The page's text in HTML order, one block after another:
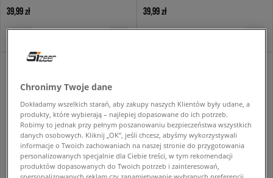
39,99 zł 39,99 zł
Chronimy Twoje dane
Dokładamy wszelkich starań, aby zakupy naszych Klientów były udane, a
produkty, które wybierają – najlepiej dopasowane do ich potrzeb.
Robimy to jednak przy pełnym poszanowaniu bezpieczeństwa wszystkich
danych osobowych. Kliknij „OK”, jeśli chcesz, abyśmy wykorzystywali
informacje o Twoich zachowaniach na naszej stronie do przygotowania
personalizowanych specjalnie dla Ciebie treści, w tym rekomendacji
produktów dopasowanych do Twoich potrzeb i zainteresowań,
spersonalizowanych reklam czy zapamiętywanie wybranych preferencji.